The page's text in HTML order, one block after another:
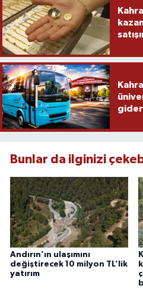
Bunlar da ilginizi
Andırın’ın ulaşımını
değiştirecek 10 milyon TL’lik
yatırım